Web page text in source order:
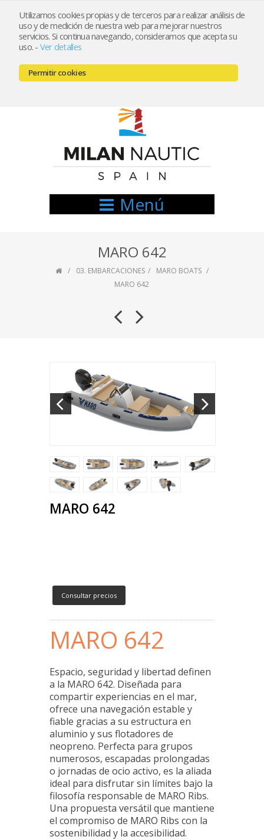
Utilizamos cookies propias y de terceros para realizar análisis de
uso y de medición de nuestra web para mejorar nuestros
servicios. Si continua navegando, consideramos que acepta su
uso. - Ver detalles
Permitir cookies
Registrarse Mi cuenta
666521122 // 654999333
Menú
MARO 642
03. EMBARCACIONES
MARO BOATS
MARO 642
MARO 642
Consultar precios
MARO 642
Espacio, seguridad y libertad definen
a la MARO 642. Diseñada para
compartir experiencias en el mar,
ofrece una navegación estable y
fiable gracias a su estructura en
aluminio y sus flotadores de
neopreno. Perfecta para grupos
numerosos, escapadas prolongadas
o jornadas de ocio activo, es la aliada
ideal para disfrutar sin límites bajo la
filosofía responsable de MARO Ribs.
Una propuesta versátil que mantiene
el compromiso de MARO Ribs con la
sostenibilidad y la accesibilidad.